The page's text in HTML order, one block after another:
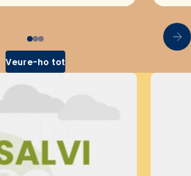
Veure-ho tot